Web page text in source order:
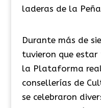
laderas de la
Durante más de
tuvieron que estar
la Plataforma
consellerías de
se celebraron